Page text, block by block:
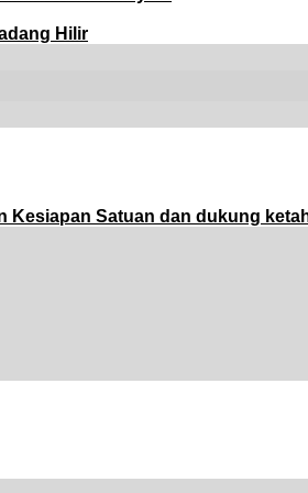
Hilir
Satuan dan dukung